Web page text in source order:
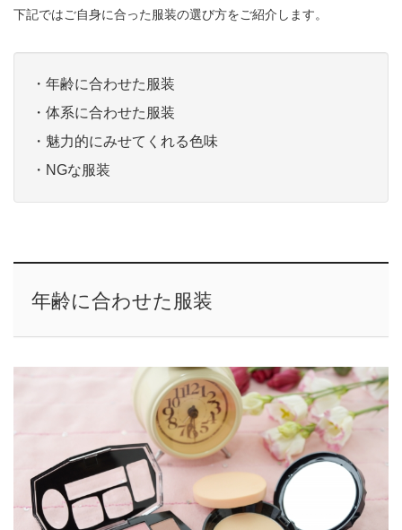
下記ではご自身に合った服装の選び方をご紹介します。
・年齢に合わせた服装
・体系に合わせた服装
・魅力的にみせてくれる色味
・NGな服装
年齢に合わせた服装